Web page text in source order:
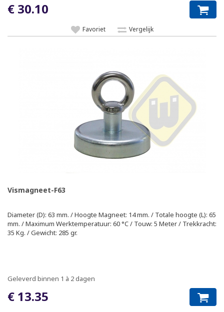
€ 30.10
Favoriet Vergelijk
Vismagneet-F63
Diameter (D): 63 mm. / Hoogte Magneet: 14 mm. / Totale hoogte (L): 65
mm. / Maximum Werktemperatuur: 60 °C / Touw: 5 Meter / Trekkracht:
35 Kg. / Gewicht: 285 gr.
Geleverd binnen 1 à 2 dagen
€ 13.35